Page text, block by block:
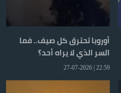
أوروبا تحترق كل صيف.. فما
السر الذي لا يراه أحد؟
22:59 | 27-07-2026